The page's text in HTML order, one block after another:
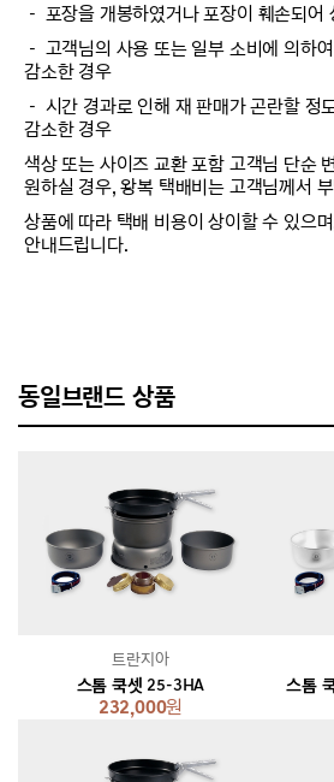
－ 포장을 개봉하였거나 포장이 훼손되
－ 고객님의 사용 또는 일부 소비에 의하
감소한 경우
－ 시간 경과로 인해 재 판매가 곤란할 정
감소한 경우
색상 또는 사이즈 교환 포함 고객님 단순
원하실 경우, 왕복 택배비는 고객님께서
상품에 따라 택배 비용이 상이할 수 있으
안내드립니다.
동일브랜드 상품
스톰 쿡셋 25-3HA
232,000원
트란지아
스톰